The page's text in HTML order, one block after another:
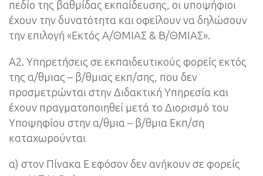
πεδίο της βαθμίδας εκπαίδευσης, οι υποψήφιοι
έχουν την δυνατότητα και οφείλουν να δηλώσουν
την επιλογή «Εκτός Α/ΘΜΙΑΣ & Β/ΘΜΙΑΣ».
Α2. Υπηρετήσεις σε εκπαιδευτικούς φορείς εκτός
της α/θμιας – β/θμιας εκπ/σης, που δεν
προσμετρώνται στην Διδακτική Υπηρεσία και
έχουν πραγματοποιηθεί μετά το Διορισμό του
Υποψηφίου στην α/θμια – β/θμια Εκπ/ση
καταχωρούνται
α) στον Πίνακα Ε εφόσον δεν ανήκουν σε φορείς